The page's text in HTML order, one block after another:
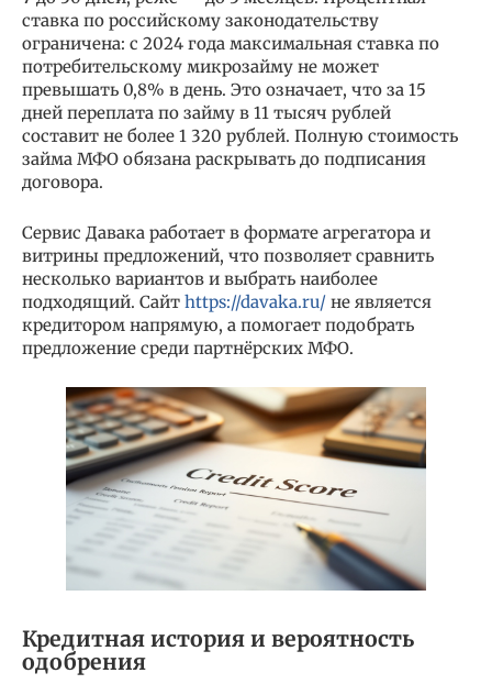
ставка по российскому законодательству
ограничена: с 2024 года максимальная ставка по
потребительскому микрозайму не может
превышать 0,8% в день. Это означает, что за 15
дней переплата по займу в 11 тысяч рублей
составит не более 1 320 рублей. Полную стоимость
займа МФО обязана раскрывать до подписания
договора.
Сервис Давака работает в формате агрегатора и
витрины предложений, что позволяет сравнить
несколько вариантов и выбрать наиболее
подходящий. Сайт https://davaka.ru/ не является
кредитором напрямую, а помогает подобрать
предложение среди партнёрских МФО.
Кредитная история и вероятность
одобрения